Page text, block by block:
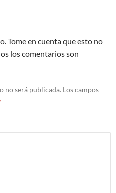
Tome en cuenta que esto no
los comentarios son
no será publicada. Los campos